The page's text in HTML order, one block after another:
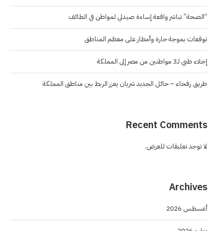
“الصحة” تباشر واقعة إساءة صيدلي لمواطن في الطائف
توقعات بموجة حارة وأمطار على معظم المناطق
إخلاء طبي لـ3 مواطنين من مصر إلى المملكة
طريق رفحاء – حائل الجديد شريان يعزز الربط بين مناطق المملكة
Recent Comments
لا توجد تعليقات للعرض.
Archives
أغسطس 2026